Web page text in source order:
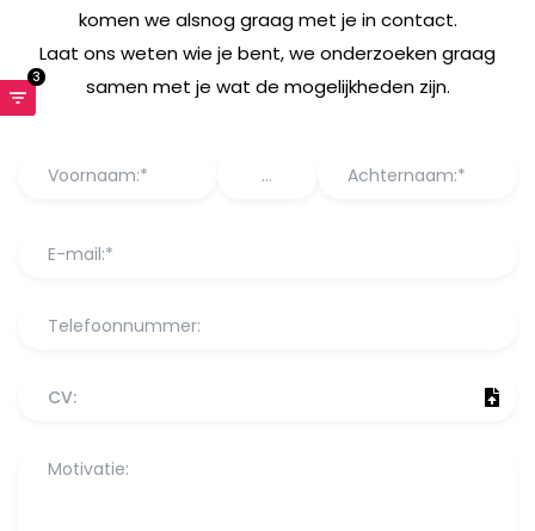
3
komen we alsnog graag met je in contact.
Laat ons weten wie je bent, we onderzoeken graag
samen met je wat de mogelijkheden zijn.
CV: